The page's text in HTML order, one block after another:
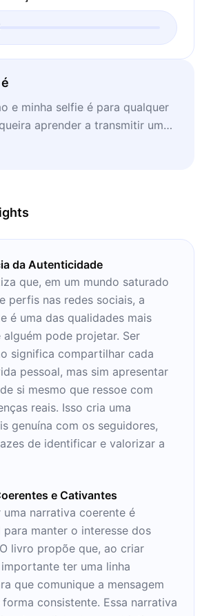
e minha selfie é para qualquer
aprender a transmitir uma
internet, independentemente
da Autenticidade
que, em um mundo saturado
perfis nas redes sociais, a
é uma das qualidades mais
alguém pode projetar. Ser
significa compartilhar cada
pessoal, mas sim apresentar
si mesmo que ressoe com
reais. Isso cria uma
genuína com os seguidores,
de identificar e valorizar a
e Cativantes
uma narrativa coerente é
para manter o interesse dos
livro propõe que, ao criar
ter uma linha
que comunique a mensagem
consistente. Essa narrativa